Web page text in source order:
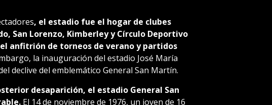
, el estadio fue el hogar de clubes
San Lorenzo, Kimberley y Círculo Deportivo
anfitrión de torneos de verano y partidos
la inauguración del estadio José María
declive del emblemático General San Martín.
desaparición, el estadio General San
El 14 de noviembre de 1976, un joven de 16